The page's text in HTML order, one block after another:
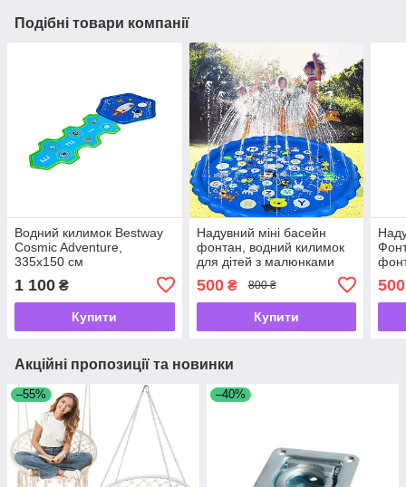
Подібні товари компанії
Водний килимок Bestway
Cosmic Adventure,
335x150 см
1 100 ₴
Купити
Надувний міні басейн
фонтан, водний килимок
для дітей з малюнками
фонтанчик Swimming Ring
500₴ 800 ₴
Купити
500
Акційні пропозиції та новинки
–55% –40%